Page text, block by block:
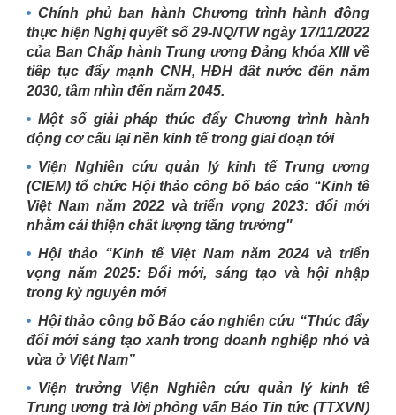
Chính phủ ban hành Chương trình hành động
thực hiện Nghị quyết số 29-NQ/TW ngày 17/11/2022
của Ban Chấp hành Trung ương Đảng khóa XIII về
tiếp tục đẩy mạnh CNH, HĐH đất nước đến năm
2030, tầm nhìn đến năm 2045.
Một số giải pháp thúc đẩy Chương trình hành
động cơ cấu lại nền kinh tế trong giai đoạn tới
Viện Nghiên cứu quản lý kinh tế Trung ương
(CIEM) tổ chức Hội thảo công bố báo cáo “Kinh tế
Việt Nam năm 2022 và triển vọng 2023: đổi mới
nhằm cải thiện chất lượng tăng trưởng"
Hội thảo “Kinh tế Việt Nam năm 2024 và triển
vọng năm 2025: Đổi mới, sáng tạo và hội nhập
trong kỷ nguyên mới
Hội thảo công bố Báo cáo nghiên cứu “Thúc đẩy
đổi mới sáng tạo xanh trong doanh nghiệp nhỏ và
vừa ở Việt Nam”
Viện trưởng Viện Nghiên cứu quản lý kinh tế
Trung ương trả lời phỏng vấn Báo Tin tức (TTXVN)